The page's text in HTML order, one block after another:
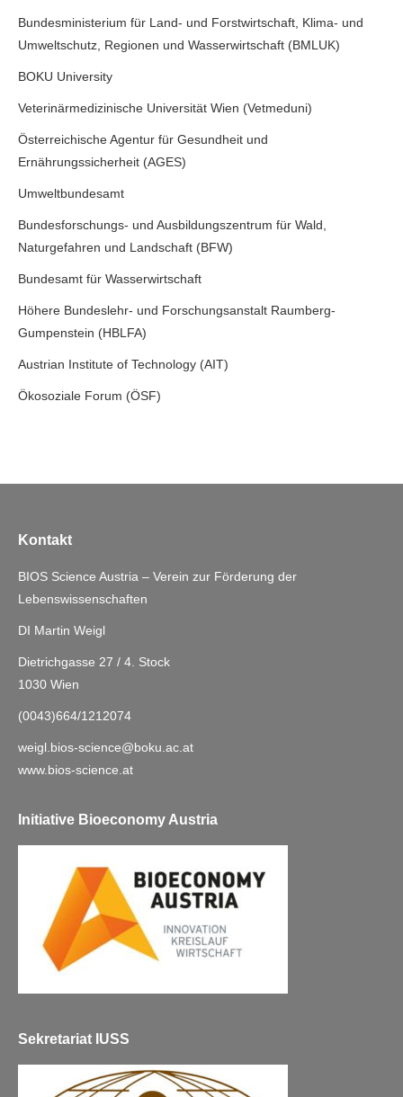
Bundesministerium für Land- und Forstwirtschaft, Klima- und
Umweltschutz, Regionen und Wasserwirtschaft (BMLUK)
BOKU University
Veterinärmedizinische Universität Wien (Vetmeduni)
Österreichische Agentur für Gesundheit und
Ernährungssicherheit (AGES)
Umweltbundesamt
Bundesforschungs- und Ausbildungszentrum für Wald,
Naturgefahren und Landschaft (BFW)
Bundesamt für Wasserwirtschaft
Höhere Bundeslehr- und Forschungsanstalt Raumberg-
Gumpenstein (HBLFA)
Austrian Institute of Technology (AIT)
Ökosoziale Forum (ÖSF)
Kontakt
BIOS Science Austria – Verein zur Förderung der
Lebenswissenschaften
DI Martin Weigl
Dietrichgasse 27 / 4. Stock
1030 Wien
(0043)664/1212074
weigl.bios-science@boku.ac.at
www.bios-science.at
Initiative Bioeconomy Austria
Sekretariat IUSS